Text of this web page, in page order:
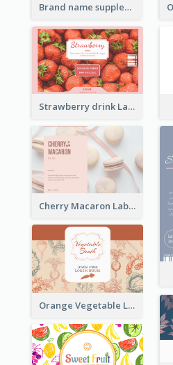
Brand name supplement Label
Strawberry drink Label
Cherry Macaron Label
Orange Vegetable Label